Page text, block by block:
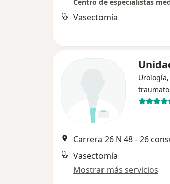
Centro de especialistas
Vasectomía
Vasectomía
Mostrar más servicios